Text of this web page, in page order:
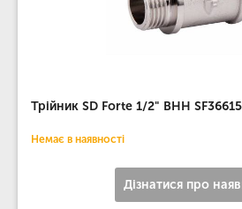
Трійник SD Forte 1/2" ВНН
Немає в наявності
Дізнатися про